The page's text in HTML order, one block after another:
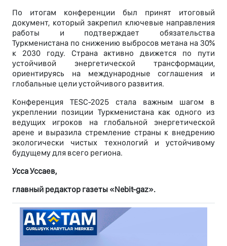
По итогам конференции был принят итоговый
документ, который закрепил ключевые направления
работы и подтверждает обязательства
Туркменистана по снижению выбросов метана на 30%
к 2030 году. Страна активно движется по пути
устойчивой энергетической трансформации,
ориентируясь на международные соглашения и
глобальные цели устойчивого развития.
Конференция TESC-2025 стала важным шагом в
укреплении позиции Туркменистана как одного из
ведущих игроков на глобальной энергетической
арене и выразила стремление страны к внедрению
экологически чистых технологий и устойчивому
будущему для всего региона.
Усса Уссаев,
главный редактор газеты «Nebit-gaz».